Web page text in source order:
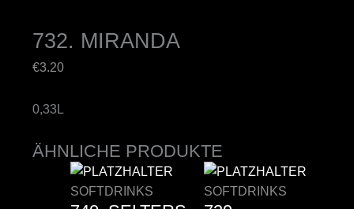
732. MIRANDA
€3.20
0,33L
ÄHNLICHE PRODUKTE
SOFTDRINKS SOFTDRINKS